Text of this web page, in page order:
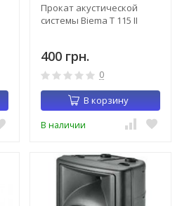
Прокат акустической
системы Biema T 115 II
400 грн.
0
В корзину
В наличии